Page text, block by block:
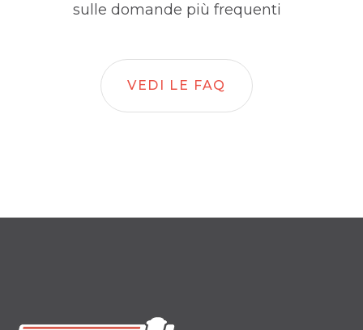
sulle domande più frequenti
VEDI LE FAQ